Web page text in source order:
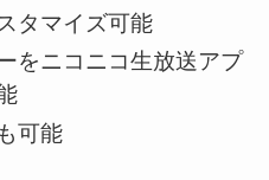
タマイズ可能
をニコニコ生放送アプ
可能